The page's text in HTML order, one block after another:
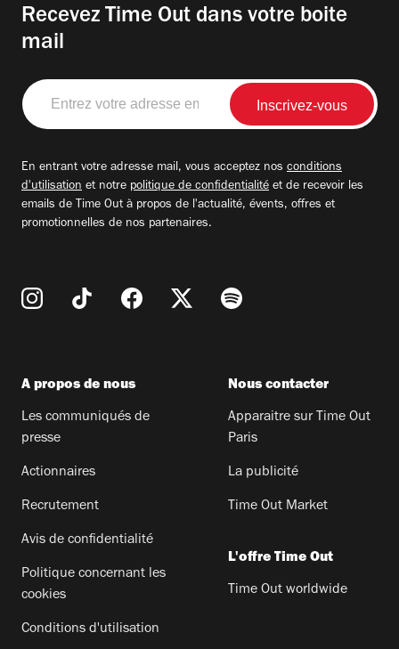
Recevez Time Out dans votre boite
mail
Entrez
votre
adresse
En entrant votre adresse mail, vous acceptez nos conditions
d'utilisation et notre politique de confidentialité et de recevoir les
emails de Time Out à propos de l'actualité, évents, offres et
promotionnelles de nos partenaires.
A propos de nous
Les communiqués de
presse
Actionnaires
Recrutement
Avis de confidentialité
Politique concernant les
cookies
Conditions d'utilisation
Nous contacter
Apparaitre sur Time Out
Paris
La publicité
Time Out Market
L'offre Time Out
Time Out worldwide